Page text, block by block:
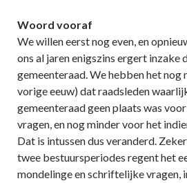
Woord vooraf
We willen eerst nog even, en
ons al jaren enigszins ergert inzake
gemeenteraad. We hebben het nog
vorige eeuw) dat raadsleden
gemeenteraad geen plaats was
vragen, en nog minder voor het
Dat is intussen dus veranderd.
twee bestuursperiodes regent het
mondelinge en schriftelijke vragen,